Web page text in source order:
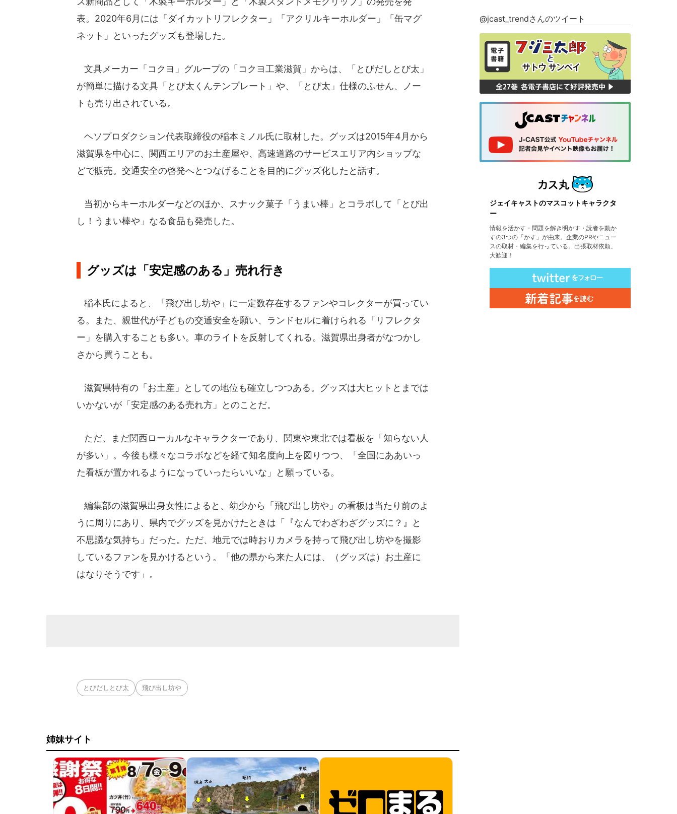
表。2020年6月には「ダイカットリフレクター」「アクリルキーホルダー」「缶マグ
ネット」といったグッズも登場した。
文具メーカー「コクヨ」グループの「コクヨ工業滋賀」からは、「とびだしとび太」
が簡単に描ける文具「とび太くんテンプレート」や、「とび太」仕様のふせん、ノー
トも売り出されている。
ヘソプロダクション代表取締役の稲本ミノル氏に取材した。グッズは2015年4月から
滋賀県を中心に、関西エリアのお土産屋や、高速道路のサービスエリア内ショップな
どで販売。交通安全の啓発へとつなげることを目的にグッズ化したと話す。
当初からキーホルダーなどのほか、スナック菓子「うまい棒」とコラボして「とび出
し！うまい棒や」なる食品も発売した。
グッズは「安定感のある」売れ行き
稲本氏によると、「飛び出し坊や」に一定数存在するファンやコレクターが買ってい
る。また、親世代が子どもの交通安全を願い、ランドセルに着けられる「リフレクタ
ー」を購入することも多い。車のライトを反射してくれる。滋賀県出身者がなつかし
さから買うことも。
滋賀県特有の「お土産」としての地位も確立しつつある。グッズは大ヒットとまでは
いかないが「安定感のある売れ方」とのことだ。
ただ、まだ関西ローカルなキャラクターであり、関東や東北では看板を「知らない人
が多い」。今後も様々なコラボなどを経て知名度向上を図りつつ、「全国にああいっ
た看板が置かれるようになっていったらいいな」と願っている。
編集部の滋賀県出身女性によると、幼少から「飛び出し坊や」の看板は当たり前のよ
うに周りにあり、県内でグッズを見かけたときは「『なんでわざわざグッズに？』と
不思議な気持ち」だった。ただ、地元では時おりカメラを持って飛び出し坊やを撮影
しているファンを見かけるという。「他の県から来た人には、（グッズは）お土産に
はなりそうです」。
とびだしとび太 飛び出し坊や
姉妹サイト
@jcast_trendさんのツイート
ジェイキャストのマスコットキャラクタ
ー
情報を活かす・問題を解き明かす・読者を動か
すの3つの「かす」が由来。企業のPRやニュー
スの取材・編集を行っている。出張取材依頼、
大歓迎！